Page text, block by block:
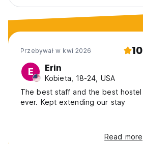
Przebywał w kwi 2026 10
E Erin
Kobieta, 18-24, USA
The best staff and the best hostel
ever. Kept extending our stay
Read more